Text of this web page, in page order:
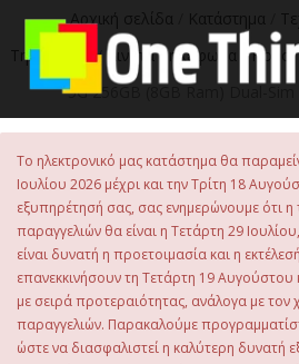
περιεχόμενοΑρχική σελίδα Κατάστημα
Τηλεφωνία
/Κινητά Τηλέφωνα /Honor
5G 256GB (8GB Ram) Dual-Sim
Το ηλεκτρονικό μας κατάστημα θα
Ιουλίου 2026 μέχρι και την Τρίτη 18
εξυπηρέτησή σας, σας ενημερώνουμε ότι η
παραγγελιών θα είναι η Τετάρτη 29
είναι δυνατή η προετοιμασία και η
επανεκκινήσουν τη Τετάρτη 19
με σειρά προτεραιότητας, ανάλογα με
παραγγελιών. Παρακαλούμε
ώστε να διασφαλιστεί η καλύτερη δυνατή